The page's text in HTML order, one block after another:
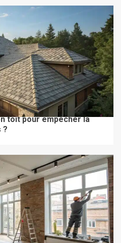
toit pour empêcher la
?